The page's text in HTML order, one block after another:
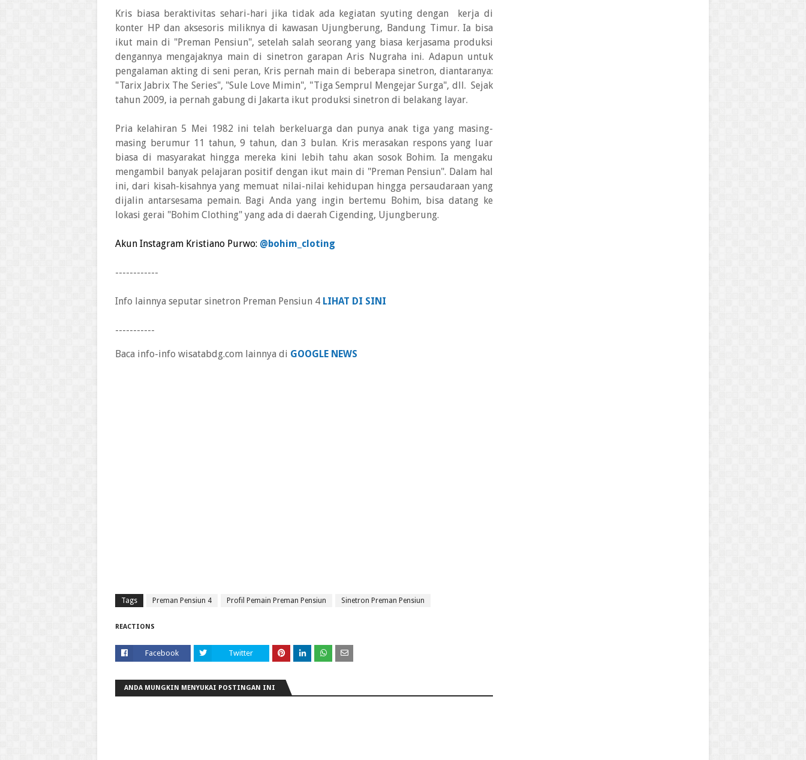
Kris biasa beraktivitas sehari-hari jika tidak ada kegiatan syuting dengan kerja di
konter HP dan aksesoris miliknya di kawasan Ujungberung, Bandung Timur. Ia bisa
ikut main di "Preman Pensiun", setelah salah seorang yang biasa kerjasama produksi
dengannya mengajaknya main di sinetron garapan Aris Nugraha ini. Adapun untuk
pengalaman akting di seni peran, Kris pernah main di beberapa sinetron, diantaranya:
"Tarix Jabrix The Series", "Sule Love Mimin", "Tiga Semprul Mengejar Surga", dll. Sejak
tahun 2009, ia pernah gabung di Jakarta ikut produksi sinetron di belakang layar.
Pria kelahiran 5 Mei 1982 ini telah berkeluarga dan punya anak tiga yang masing-
masing berumur 11 tahun, 9 tahun, dan 3 bulan. Kris merasakan respons yang luar
biasa di masyarakat hingga mereka kini lebih tahu akan sosok Bohim. Ia mengaku
mengambil banyak pelajaran positif dengan ikut main di "Preman Pensiun". Dalam hal
ini, dari kisah-kisahnya yang memuat nilai-nilai kehidupan hingga persaudaraan yang
dijalin antarsesama pemain. Bagi Anda yang ingin bertemu Bohim, bisa datang ke
lokasi gerai "Bohim Clothing" yang ada di daerah Cigending, Ujungberung.
Akun Instagram Kristiano Purwo: @bohim_cloting
------------
Info lainnya seputar sinetron Preman Pensiun 4 LIHAT DI SINI
-----------
Baca info-info wisatabdg.com lainnya di GOOGLE NEWS
Tags Preman Pensiun 4 Profil Pemain Preman Pensiun Sinetron Preman Pensiun
REACTIONS
Facebook Twitter
ANDA MUNGKIN MENYUKAI POSTINGAN INI